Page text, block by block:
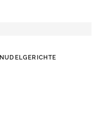
NUDELGERICHTE